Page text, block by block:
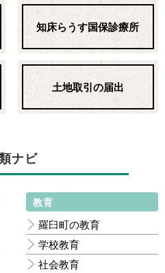
知床らうす国保診療所
土地取引の届出
ナビ
教育
羅臼町の教育
学校教育
社会教育